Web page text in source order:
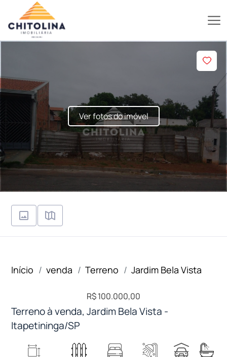
Ver fotos do imóvel
Início venda Terreno Jardim Bela Vista
R$ 100.000,00
Terreno à venda, Jardim Bela Vista -
Itapetininga/SP